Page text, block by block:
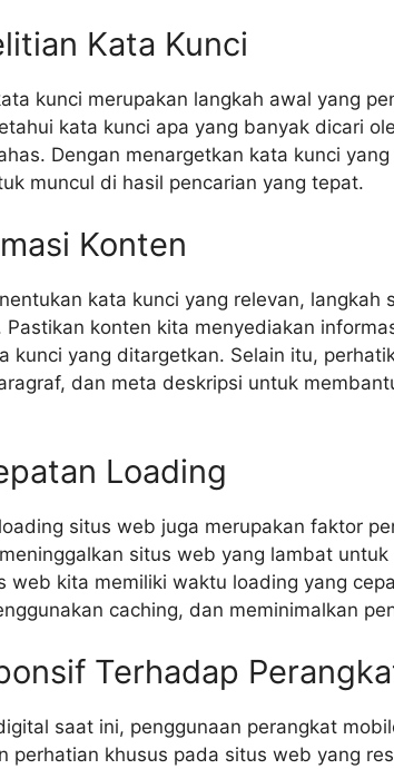
Kata Kunci
kunci merupakan langkah awal yang
kata kunci apa yang banyak dicari
Dengan menargetkan kata kunci
muncul di hasil pencarian yang tepat.
Konten
kata kunci yang relevan, langkah
Pastikan konten kita menyediakan
kunci yang ditargetkan. Selain itu,
dan meta deskripsi untuk
Loading
situs web juga merupakan faktor
situs web yang lambat
web kita memiliki waktu loading yang
caching, dan meminimalkan
Terhadap
saat ini, penggunaan perangkat
perhatian khusus pada situs web yang